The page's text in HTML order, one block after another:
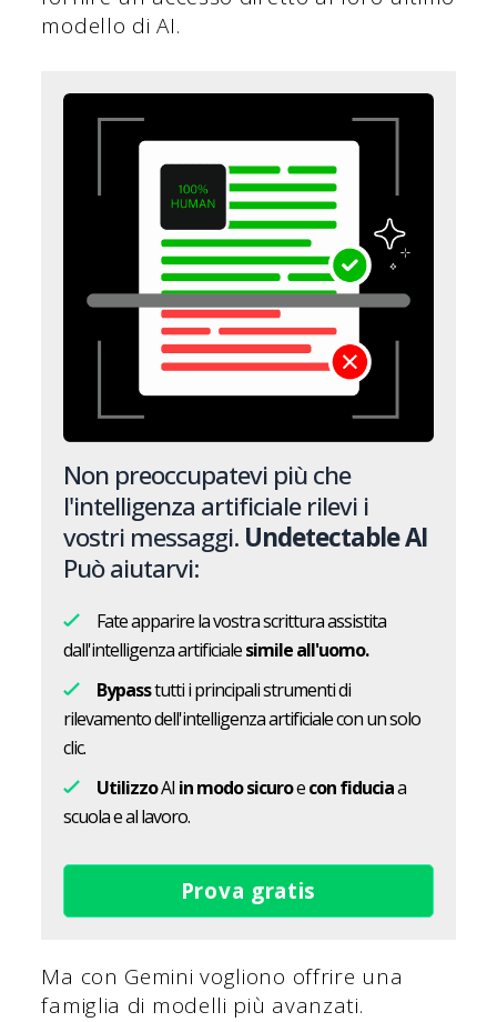
modello di AI.
Non preoccupatevi più che
l'intelligenza artificiale rilevi i
vostri messaggi. Undetectable AI
Può aiutarvi:
Fate apparire la vostra scrittura assistita
dall'intelligenza artificialesimile all'uomo.
Bypasstutti i principali strumenti di
rilevamento dell'intelligenza artificiale con un solo
clic.
UtilizzoAI in modo sicuroecon fiduciaa
scuola e al lavoro.
Prova gratis
Ma con Gemini vogliono offrire una
famiglia di modelli più avanzati.